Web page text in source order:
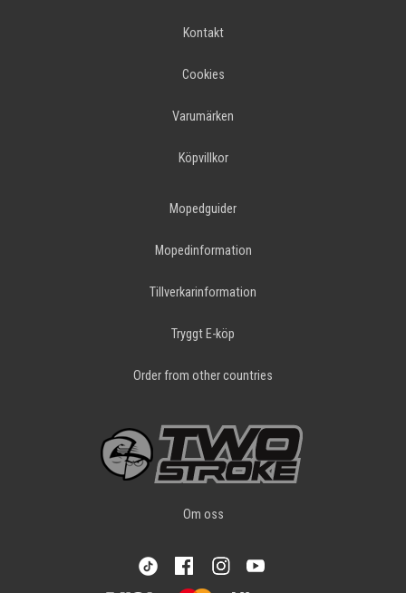
Kontakt
Cookies
Varumärken
Köpvillkor
Mopedguider
Mopedinformation
Tillverkarinformation
Tryggt E-köp
Order from other countries
Om oss